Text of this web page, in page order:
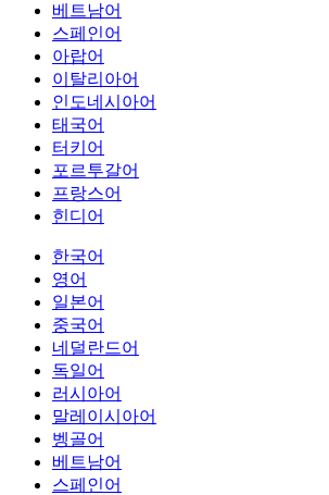
베트남어
스페인어
아랍어
이탈리아어
인도네시아어
태국어
터키어
포르투갈어
프랑스어
힌디어
한국어
영어
일본어
중국어
네덜란드어
독일어
러시아어
말레이시아어
벵골어
베트남어
스페인어